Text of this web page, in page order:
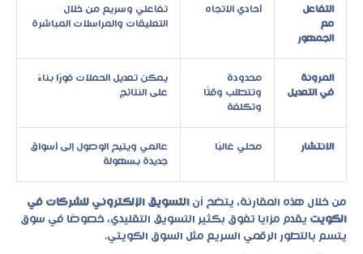
التفاعل
مع
الجمهور
أحادي الاتجاه
تفاعلي وسريع من خلال
التعليقات والمراسلات المباشرة
المرونة
في التعديل
محدودة
وتتطلب وقتًا
وتكلفة
يمكن تعديل الحملات فورًا بناءً
على النتائج
الانتشار محلي غالبًا
عالمي ويتيح الوصول إلى أسواق
جديدة بسهولة
من خلال هذه المقارنة، يتضح أن التسويق الإلكتروني للشركات في
الكويت يقدم مزايا تفوق بكثير التسويق التقليدي، خصوصًا في سوق
يتسم بالتطور الرقمي السريع مثل السوق الكويتي.